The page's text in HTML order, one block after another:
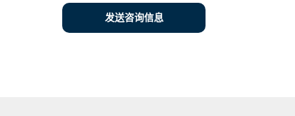
发送咨询信息